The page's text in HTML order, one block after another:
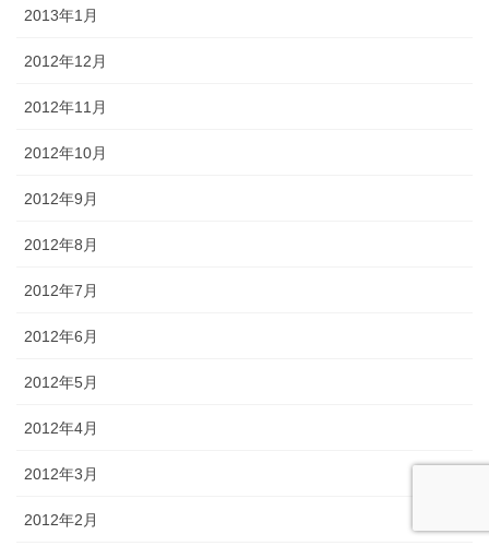
2013年1月
2012年12月
2012年11月
2012年10月
2012年9月
2012年8月
2012年7月
2012年6月
2012年5月
2012年4月
2012年3月
2012年2月